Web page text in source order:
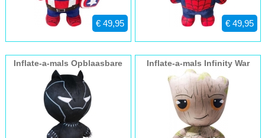
€ 49,95 € 49,95
Inflate-a-mals Opblaasbare
pluche klassieke zwarte
panter
Inflate-a-mals Infinity War
Groot